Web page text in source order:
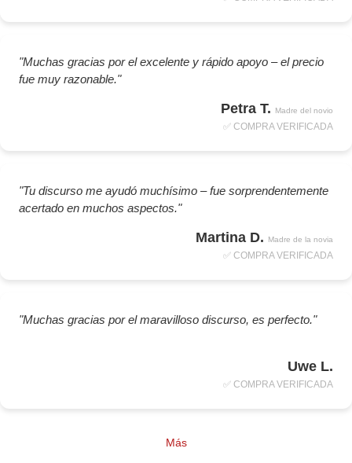
"Muchas gracias por el excelente y rápido apoyo – el precio
fue muy razonable."
Petra T. Madre del novio
✅ COMPRA VERIFICADA
"Tu discurso me ayudó muchísimo – fue sorprendentemente
acertado en muchos aspectos."
Martina D. Madre de la novia
✅ COMPRA VERIFICADA
"Muchas gracias por el maravilloso discurso, es perfecto."
Uwe L.
✅ COMPRA VERIFICADA
Más